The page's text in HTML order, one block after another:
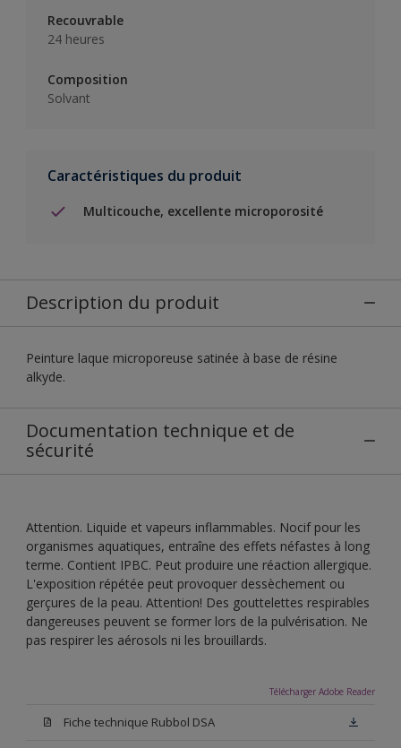
Recouvrable
24 heures
Composition
Solvant
Caractéristiques du produit
Multicouche, excellente microporosité
Description du produit
Peinture laque microporeuse satinée à base de résine
alkyde.
Documentation technique et de
sécurité
Attention. Liquide et vapeurs inflammables. Nocif pour les
organismes aquatiques, entraîne des effets néfastes à long
terme. Contient IPBC. Peut produire une réaction allergique.
L'exposition répétée peut provoquer dessèchement ou
gerçures de la peau. Attention! Des gouttelettes respirables
dangereuses peuvent se former lors de la pulvérisation. Ne
pas respirer les aérosols ni les brouillards.
Télécharger Adobe Reader
Fiche technique Rubbol DSA